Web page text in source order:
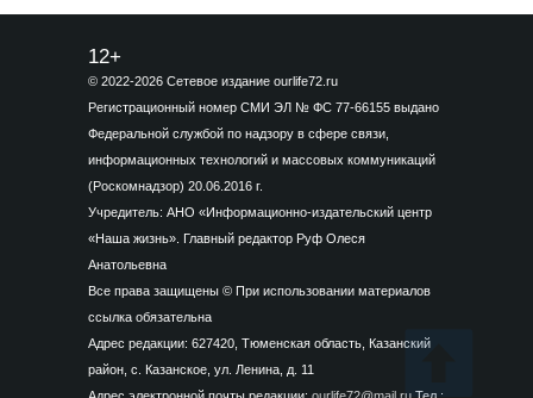
12+
© 2022-2026 Сетевое издание ourlife72.ru
Регистрационный номер СМИ ЭЛ № ФС 77-66155 выдано
Федеральной службой по надзору в сфере связи,
информационных технологий и массовых коммуникаций
(Роскомнадзор) 20.06.2016 г.
Учредитель: АНО «Информационно-издательский центр
«Наша жизнь». Главный редактор Руф Олеся
Анатольевна
Все права защищены © При использовании материалов
ссылка обязательна
Адрес редакции: 627420, Тюменская область, Казанский
район, с. Казанское, ул. Ленина, д. 11